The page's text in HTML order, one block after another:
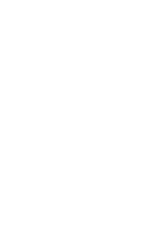
Из